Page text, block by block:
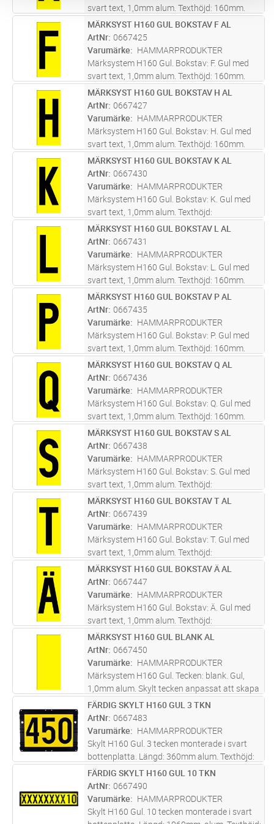
svart text, 1,0mm alum. Texthöjd: 160mm.
Skylt tecken anpassat att skapa text med
bottenplatta 0667662 - 0667690.
Screentryckt samt skyddslackad med klarlack
...läs mer
ST Lägg i kundvagn
MÄRKSYST H160 GUL BOKSTAV F AL
ArtNr 0667425
Varumärke
HAMMARPRODUKTER
Märksystem H160 Gul. Bokstav: F. Gul med
svart text, 1,0mm alum. Texthöjd: 160mm.
Skylt tecken anpassat att skapa text med
bottenplatta 0667662 - 0667690.
Screentryckt samt skyddslackad med klarlack
...läs mer
ST Lägg i kundvagn
MÄRKSYST H160 GUL BOKSTAV H AL
ArtNr 0667427
Varumärke
HAMMARPRODUKTER
Märksystem H160 Gul. Bokstav: H. Gul med
svart text, 1,0mm alum. Texthöjd: 160mm.
Skylt tecken anpassat att skapa text med
bottenplatta 0667662 - 0667690.
Screentryckt samt skyddslackad med klarlack
...läs mer
ST Lägg i kundvagn
MÄRKSYST H160 GUL BOKSTAV K AL
ArtNr 0667430
Varumärke
HAMMARPRODUKTER
Märksystem H160 Gul. Bokstav: K. Gul med
svart text, 1,0mm alum. Texthöjd:
160mm.Skylt tecken anpassat att skapa text
med bottenplatta 0667662 - 0667690.
Screentryckt samt skyddslackad med klarlack
f ...läs mer
ST Lägg i kundvagn
MÄRKSYST H160 GUL BOKSTAV L AL
ArtNr 0667431
Varumärke
HAMMARPRODUKTER
Märksystem H160 Gul. Bokstav: L. Gul med
svart text, 1,0mm alum. Texthöjd: 160mm.
Skylt tecken anpassat att skapa text med
bottenplatta 0667662 - 0667690.
Screentryckt samt skyddslackad med klarlack
...läs mer
ST Lägg i kundvagn
MÄRKSYST H160 GUL BOKSTAV P AL
ArtNr 0667435
Varumärke
HAMMARPRODUKTER
Märksystem H160 Gul. Bokstav: P. Gul med
svart text, 1,0mm alum. Texthöjd: 160mm.
Skylt tecken anpassat att skapa text med
bottenplatta 0667662 - 0667690.
Screentryckt samt skyddslackad med klarlack
...läs mer
ST Lägg i kundvagn
MÄRKSYST H160 GUL BOKSTAV Q AL
ArtNr 0667436
Varumärke
HAMMARPRODUKTER
Märksystem H160 Gul. Bokstav: Q. Gul med
svart text, 1,0mm alum. Texthöjd: 160mm.
Skylt tecken anpassat att skapa text med
bottenplatta 0667662 - 0667690.
Screentryckt samt skyddslackad med klarlack
...läs mer
ST Lägg i kundvagn
MÄRKSYST H160 GUL BOKSTAV S AL
ArtNr 0667438
Varumärke
HAMMARPRODUKTER
Märksystem H160 Gul. Bokstav: S. Gul med
svart text, 1,0mm alum. Texthöjd:
160mm.Skylt tecken anpassat att skapa text
med bottenplatta 0667662 - 0667690.
Screentryckt samt skyddslackad med klarlack
f ...läs mer
ST Lägg i kundvagn
MÄRKSYST H160 GUL BOKSTAV T AL
ArtNr 0667439
Varumärke
HAMMARPRODUKTER
Märksystem H160 Gul. Bokstav: T. Gul med
svart text, 1,0mm alum. Texthöjd:
160mm.Skylt tecken anpassat att skapa text
med bottenplatta 0667662 - 0667690.
Screentryckt samt skyddslackad med klarlack
f ...läs mer
ST Lägg i kundvagn
MÄRKSYST H160 GUL BOKSTAV Ä AL
ArtNr 0667447
Varumärke
HAMMARPRODUKTER
Märksystem H160 Gul. Bokstav: Ä. Gul med
svart text, 1,0mm alum. Texthöjd:
160mm.Skylt tecken anpassat att skapa text
med bottenplatta 0667662 - 0667690.
Screentryckt samt skyddslackad med klarlack
f ...läs mer
ST Lägg i kundvagn
MÄRKSYST H160 GUL BLANK AL
ArtNr 0667450
Varumärke
HAMMARPRODUKTER
Märksystem H160 Gul. Tecken: blank. Gul,
1,0mm alum. Skylt tecken anpassat att skapa
text med bottenplatta 0667662 - 0667690.
Skyddslackad med klarlack för bästa kvalité i
varierande miljöer.
ST Lägg i kundvagn
FÄRDIG SKYLT H160 GUL 3 TKN
ArtNr 0667483
Varumärke
HAMMARPRODUKTER
Skylt H160 Gul. 3 tecken monterade i svart
bottenplatta. Längd: 360mm alum. Texthöjd:
160 mm. Ange text vid beställning.
Screentryckt samt skyddslackad med klarlack
för bästa kvalité i varierande mi...läs mer
ST Lägg i kundvagn
FÄRDIG SKYLT H160 GUL 10 TKN
ArtNr 0667490
Varumärke
HAMMARPRODUKTER
Skylt H160 Gul. 10 tecken monterade i svart